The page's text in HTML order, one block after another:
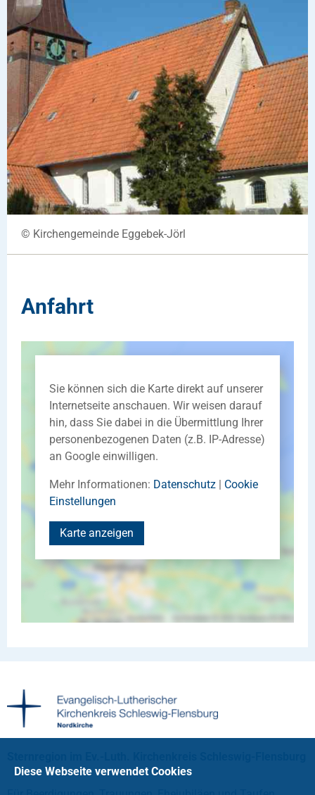
© Kirchengemeinde Eggebek-Jörl
Anfahrt
Sie können sich die Karte direkt auf unserer
Internetseite anschauen. Wir weisen darauf
hin, dass Sie dabei in die Übermittlung Ihrer
personenbezogenen Daten (z.B. IP-Adresse)
an Google einwilligen.
Mehr Informationen: Datenschutz | Cookie
Einstellungen
Karte anzeigen
Diese Webseite verwendet Cookies